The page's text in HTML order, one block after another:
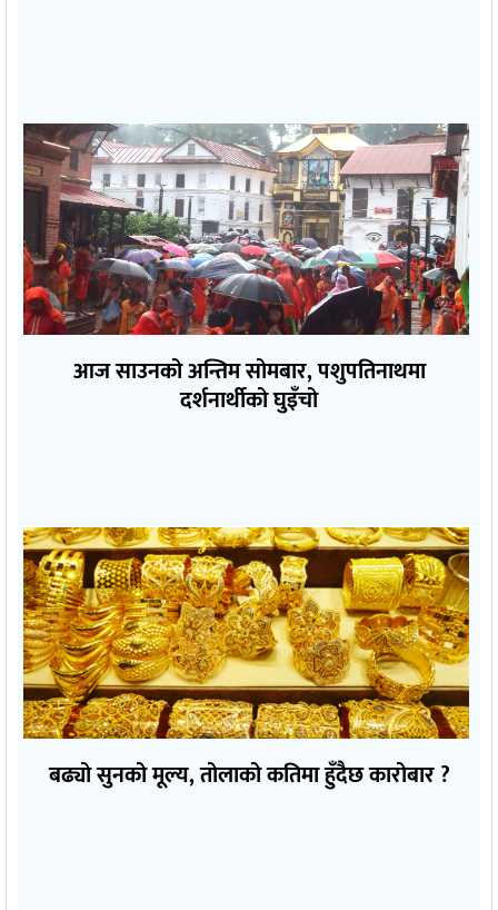
आज साउनको अन्तिम सोमबार, पशुपतिनाथमा
दर्शनार्थीको घुइँचो
बढ्यो सुनको मूल्य, तोलाको कतिमा हुँदैछ कारोबार ?